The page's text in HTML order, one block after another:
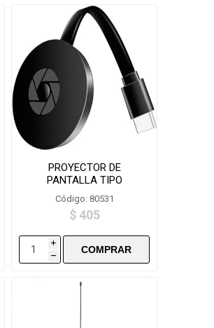
PROYECTOR DE
PANTALLA TIPO
CHROMECAST M12
PLUS
Código: 80531
$ 405
i
h